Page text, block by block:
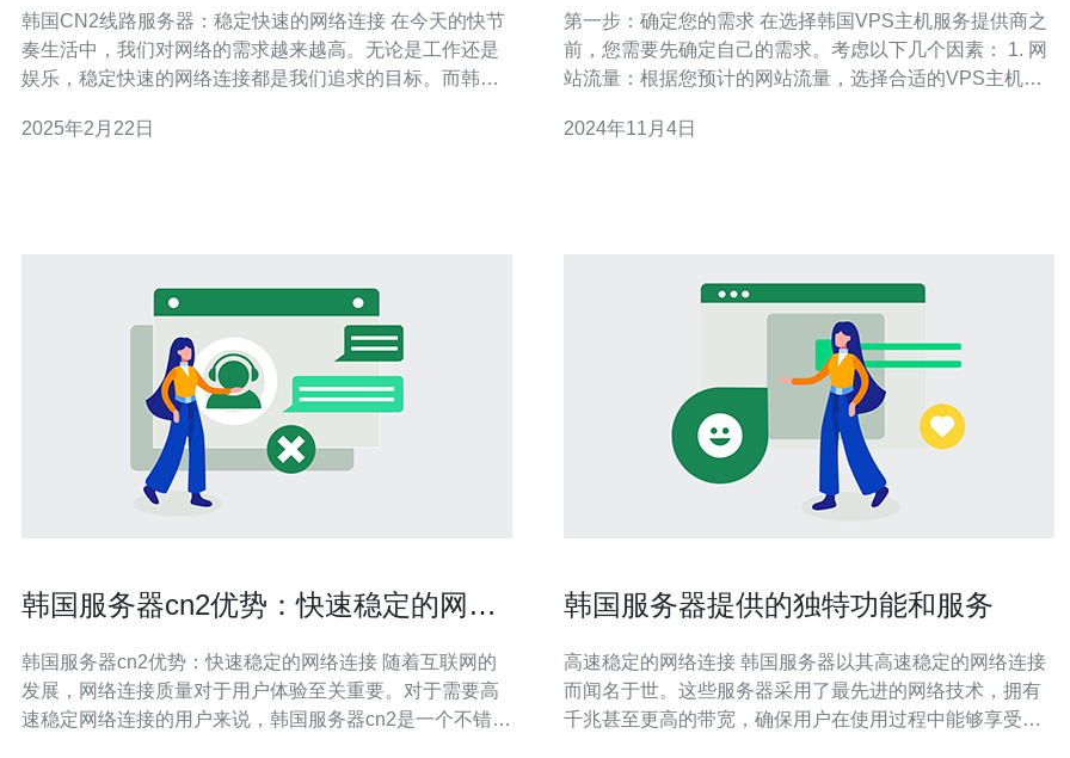
韩国CN2线路服务器：稳定快速的网络连接 在今天的快节
奏生活中，我们对网络的需求越来越高。无论是工作还是
娱乐，稳定快速的网络连接都是我们追求的目标。而韩国
线路服务器是指通过中国联通的CN2 GIA国际出口带宽接
2025年2月22日
第一步：确定您的需求 在选择韩国VPS主机服务提供商之
前，您需要先确定自己的需求。考虑以下几个因素： 1. 网
站流量：根据您预计的网站流量，选择合适的VPS主机套
机，以保证网站的稳定性和性能。 2. 硬件要求：如果您的
2024年11月4日
韩国服务器cn2优势：快速稳定的网络
韩国服务器cn2优势：快速稳定的网络连接 随着互联网的
发展，网络连接质量对于用户体验至关重要。对于需要高
速稳定网络连接的用户来说，韩国服务器cn2是一个不错的
韩国服务器提供的独特功能和服务
高速稳定的网络连接 韩国服务器以其高速稳定的网络连接
而闻名于世。这些服务器采用了最先进的网络技术，拥有
千兆甚至更高的带宽，确保用户在使用过程中能够享受到